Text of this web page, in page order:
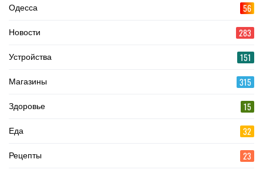
Одесса 56
Новости 283
Устройства 151
Магазины 315
Здоровье 15
Еда 32
Рецепты 23